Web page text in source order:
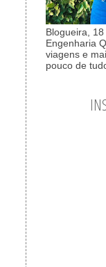
Blogueira,
Engenharia
viagens e
pouco de